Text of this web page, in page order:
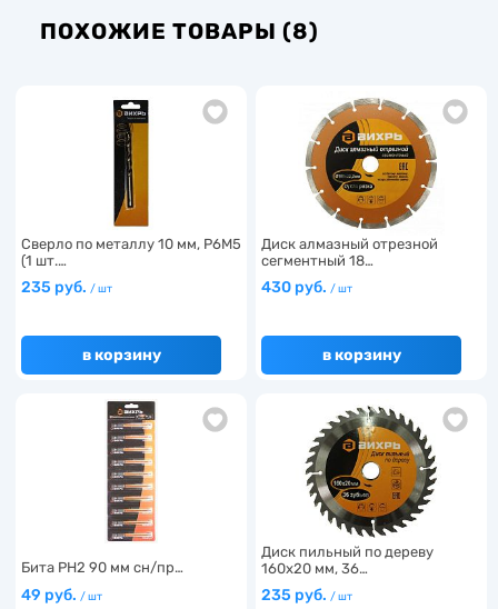
ПОХОЖИЕ ТОВАРЫ (8)
Сверло по металлу 10 мм, P6M5
(1 шт.…
235 руб. / шт
в корзину
Диск алмазный отрезной
сегментный 18…
430 руб. / шт
в корзину
Бита PH2 90 мм сн/пр…
49 руб. / шт
Диск пильный по дереву
160х20 мм, 36…
235 руб. / шт